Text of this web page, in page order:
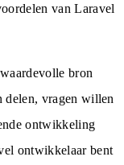
van Laravel
bron
delen, vragen willen
ontwikkeling
ontwikkelaar bent